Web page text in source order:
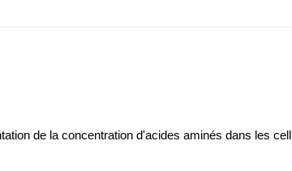
de la concentration d'acides aminés dans les